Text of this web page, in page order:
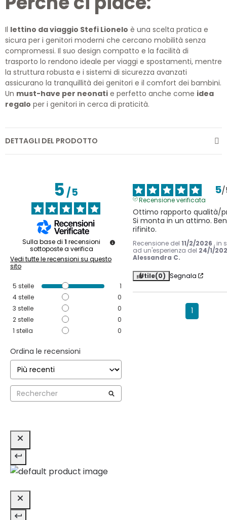
Il lettino da viaggio Stefi Lionelo è una scelta pratica e
sicura per i genitori moderni che cercano mobilità senza
compromessi. Il suo design compatto e la facilità di
trasporto lo rendono ideale per viaggi e spostamenti, mentre
la struttura robusta e i sistemi di sicurezza avanzati
assicurano la tranquillità dei genitori e il comfort dei bambini.
Un must-have per neonati e perfetto anche come idea
regalo per i genitori in cerca di praticità.
DETTAGLI DEL PRODOTTO
5/5
Sulla base di 1 recensioni
sottoposte a verifica
Vedi tutte le recensioni su questo
sito
5 stelle
1
4stelle
0
3 stelle
0
2stelle
0
1 stella 0
Ordina le recensioni
5/
Recensione verificata
Ottimo rapporto qualità/
Si monta in un attimo. Ben
rifinito.
Recensione del 11/2/2026 , in
ad un'esperienza del 24/1/
Alessandra C.
Utile(0) Segnala
1